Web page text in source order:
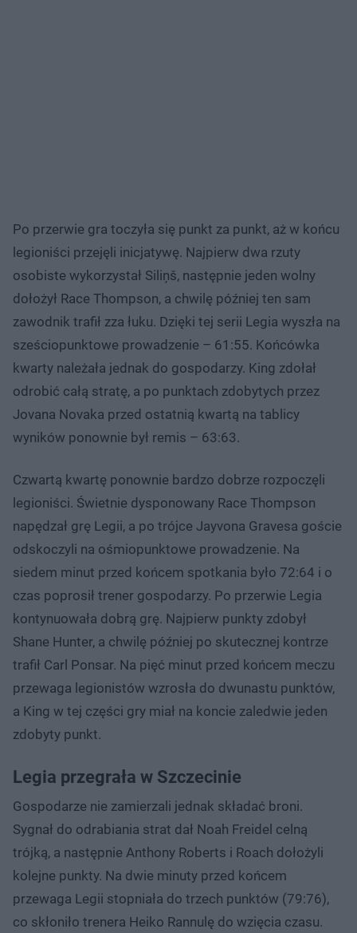
Po przerwie gra toczyła się punkt za punkt, aż w końcu
legioniści przejęli inicjatywę. Najpierw dwa rzuty
osobiste wykorzystał Siliņš, następnie jeden wolny
dołożył Race Thompson, a chwilę później ten sam
zawodnik trafił zza łuku. Dzięki tej serii Legia wyszła na
sześciopunktowe prowadzenie – 61:55. Końcówka
kwarty należała jednak do gospodarzy. King zdołał
odrobić całą stratę, a po punktach zdobytych przez
Jovana Novaka przed ostatnią kwartą na tablicy
wyników ponownie był remis – 63:63.
Czwartą kwartę ponownie bardzo dobrze rozpoczęli
legioniści. Świetnie dysponowany Race Thompson
napędzał grę Legii, a po trójce Jayvona Gravesa goście
odskoczyli na ośmiopunktowe prowadzenie. Na
siedem minut przed końcem spotkania było 72:64 i o
czas poprosił trener gospodarzy. Po przerwie Legia
kontynuowała dobrą grę. Najpierw punkty zdobył
Shane Hunter, a chwilę później po skutecznej kontrze
trafił Carl Ponsar. Na pięć minut przed końcem meczu
przewaga legionistów wzrosła do dwunastu punktów,
a King w tej części gry miał na koncie zaledwie jeden
zdobyty punkt.
Legia przegrała w Szczecinie
Gospodarze nie zamierzali jednak składać broni.
Sygnał do odrabiania strat dał Noah Freidel celną
trójką, a następnie Anthony Roberts i Roach dołożyli
kolejne punkty. Na dwie minuty przed końcem
przewaga Legii stopniała do trzech punktów (79:76),
co skłoniło trenera Heiko Rannulę do wzięcia czasu.